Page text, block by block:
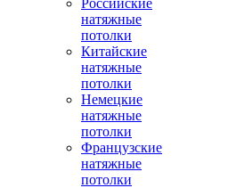
Российские
натяжные
потолки
Китайские
натяжные
потолки
Немецкие
натяжные
потолки
Французские
натяжные
потолки